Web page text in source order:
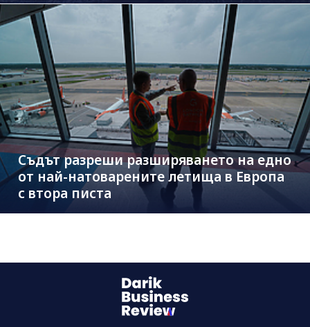
Съдът разреши разширяването на едно
от най-натоварените летища в Европа
с втора писта